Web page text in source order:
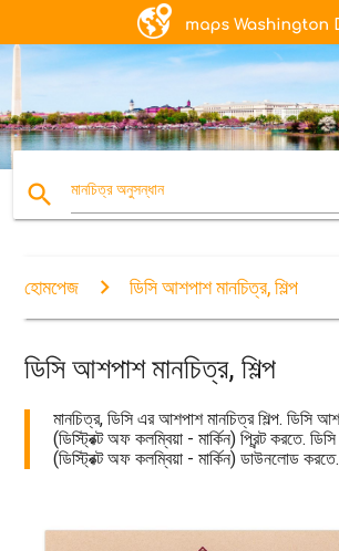
search মানচিত্র অনুসন্ধান
হোমপেজ ডিসি আশপাশ মানচিত্র, শিল্প
ডিসি আশপাশ মানচিত্র, শিল্প
মানচিত্র, ডিসি এর আশপাশ মানচিত্র শিল্প. ডিসি
(ডিস্ট্রিক্ট অফ কলম্বিয়া - মার্কিন) প্রিন্ট করতে.
(ডিস্ট্রিক্ট অফ কলম্বিয়া - মার্কিন) ডাউনলোড করতে.